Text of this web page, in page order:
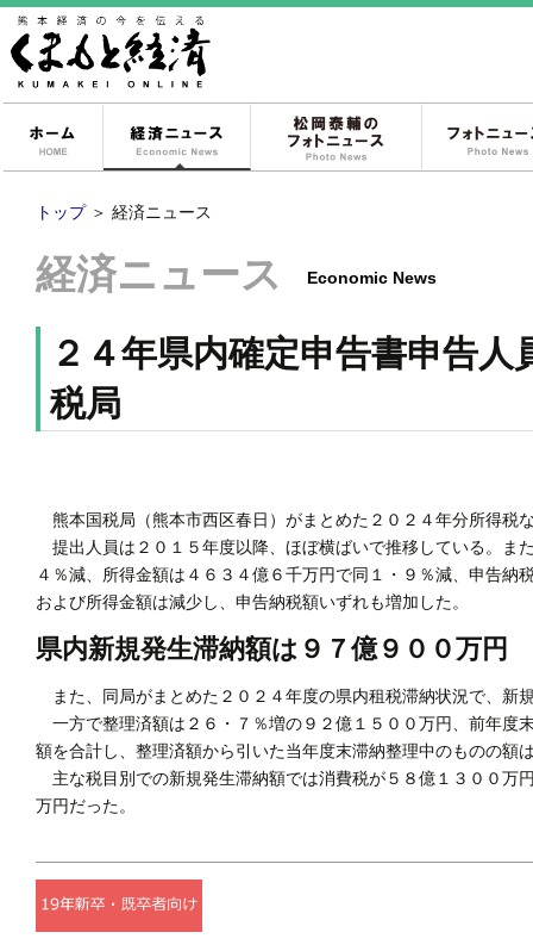
経済ニュース
トップ ＞ 経済ニュース
経済ニュース Economic News
２４年県内確定申告書申告
税局
熊本国税局（熊本市西区春日）がまとめた２０２４年分所得税
提出人員は２０１５年度以降、ほぼ横ばいで推移している。ま
４％減、所得金額は４６３４億６千万円で同１・９％減、申告
および所得金額は減少し、申告納税額いずれも増加した。
県内新規発生滞納額は９７億９００万円
また、同局がまとめた２０２４年度の県内租税滞納状況で、新
一方で整理済額は２６・７％増の９２億１５００万円、前年度
額を合計し、整理済額から引いた当年度末滞納整理中のものの額
主な税目別での新規発生滞納額では消費税が５８億１３００万
万円だった。